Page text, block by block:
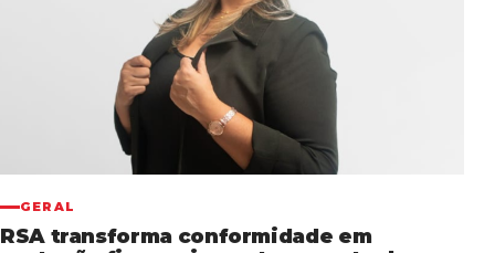
GERAL
RSA transforma conformidade em